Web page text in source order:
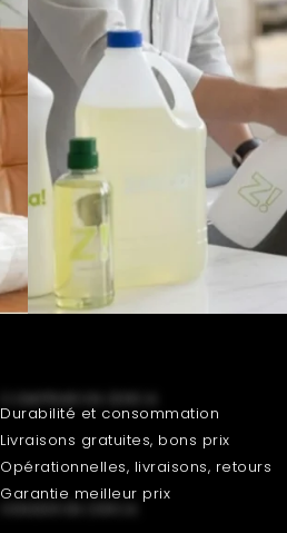
COMPRAR EN ZERCA
Durabilité et consommation
Livraisons gratuites, bons prix
Opérationnelles, livraisons, retours
Garantie meilleur prix